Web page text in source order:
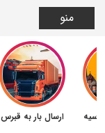
منو
ارسال بار به قبرس